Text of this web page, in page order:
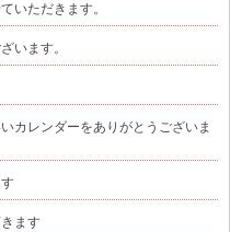
いただきます。
います。
カレンダーをありがとうございま
ます